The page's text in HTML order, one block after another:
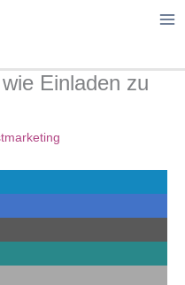
Einladen zu